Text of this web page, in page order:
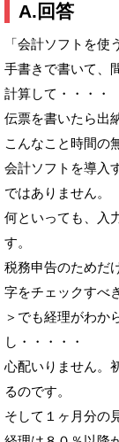
A.回答
「会計ソフトを使
手書きで書いて、
計算して・・・・
伝票を書いたら出
こんなこと時間の
会計ソフトを導入
ではありません。
何といっても、入
す。
税務申告のためだ
字をチェックすべ
＞でも経理がわか
し・・・・・
心配いりません。
るのです。
そして１ヶ月分の